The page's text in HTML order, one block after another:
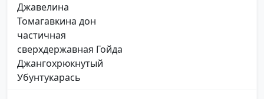
Джавелина
Томагавкина дон
частичная
сверхдержавная Гойда
Джангохрюкнутый
Убунтукарась